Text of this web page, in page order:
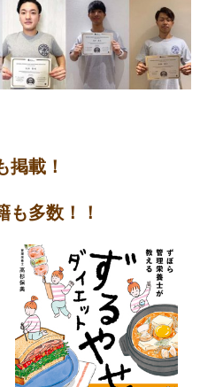
掲載！
も多数！！